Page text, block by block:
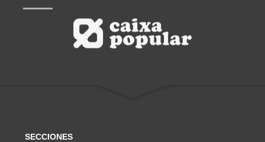
SECCIONES